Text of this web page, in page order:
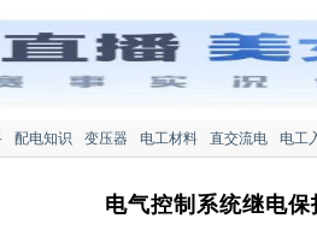
配电知识 变压器 电工材料 直交流电 电工
电气控制系统继电保